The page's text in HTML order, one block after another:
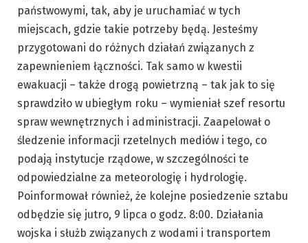
państwowymi, tak, aby je uruchamiać w tych
miejscach, gdzie takie potrzeby będą. Jesteśmy
przygotowani do różnych działań związanych z
zapewnieniem łączności. Tak samo w kwestii
ewakuacji – także drogą powietrzną – tak jak to się
sprawdziło w ubiegłym roku – wymieniał szef resortu
spraw wewnętrznych i administracji. Zaapelował o
śledzenie informacji rzetelnych mediów i tego, co
podają instytucje rządowe, w szczególności te
odpowiedzialne za meteorologię i hydrologię.
Poinformował również, że kolejne posiedzenie sztabu
odbędzie się jutro, 9 lipca o godz. 8:00. Działania
wojska i służb związanych z wodami i transportem